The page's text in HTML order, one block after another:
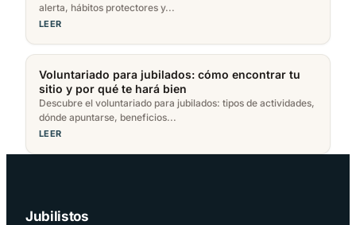
alerta, hábitos protectores y...
LEER
Voluntariado para jubilados: cómo encontrar tu
sitio y por qué te hará bien
Descubre el voluntariado para jubilados: tipos de actividades,
dónde apuntarse, beneficios...
LEER
Jubilistos